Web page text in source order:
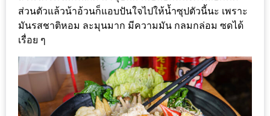
CRYSTAL
เชียงใหม่
2
ท่าน
ลุ้น
ส่วนตัวแล้วน้าอ้วนก็แอบปันใจไปให้น้ำซุปตัวนี้นะ เพราะ
มันรสชาติหอม ละมุนมาก มีความมัน กลมกล่อม ซดได้
เรื่อย ๆ